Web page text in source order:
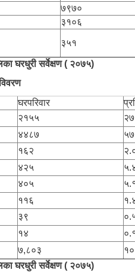
७९७०
३१०६
३५१
घरधुरी सर्वेक्षण ( २०७५)
घरपरिवार
२१५५
४४८७
१६२
४२५
४०५
११६
३९
१४
७,८०३
घरधुरी सर्वेक्षण ( २०७५)